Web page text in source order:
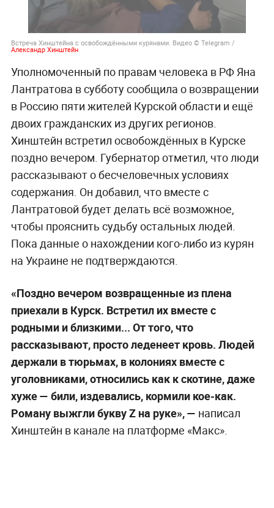
Встреча Хинштейна с освобождёнными курянами. Видео © Telegram /
Александр Хинштейн
Уполномоченный по правам человека в РФ Яна
Лантратова в субботу сообщила о возвращении
в Россию пяти жителей Курской области и ещё
двоих гражданских из других регионов.
Хинштейн встретил освобождённых в Курске
поздно вечером. Губернатор отметил, что люди
рассказывают о бесчеловечных условиях
содержания. Он добавил, что вместе с
Лантратовой будет делать всё возможное,
чтобы прояснить судьбу остальных людей.
Пока данные о нахождении кого-либо из курян
на Украине не подтверждаются.
«Поздно вечером возвращенные из плена
приехали в Курск. Встретил их вместе с
родными и близкими... От того, что
рассказывают, просто леденеет кровь. Людей
держали в тюрьмах, в колониях вместе с
уголовниками, относились как к скотине, даже
хуже — били, издевались, кормили кое-как.
Роману выжгли букву Z на руке», — написал
Хинштейн в канале на платформе «Макс».